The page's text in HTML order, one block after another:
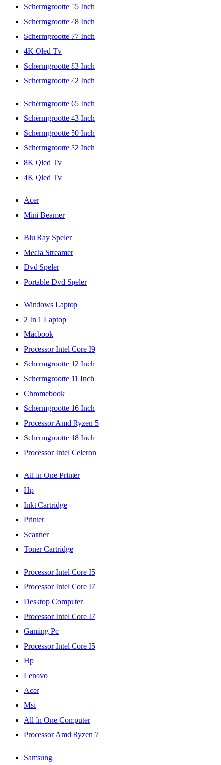
Schermgrootte 55 Inch
Schermgrootte 48 Inch
Schermgrootte 77 Inch
4K Oled Tv
Schermgrootte 83 Inch
Schermgrootte 42 Inch
Schermgrootte 65 Inch
Schermgrootte 43 Inch
Schermgrootte 50 Inch
Schermgrootte 32 Inch
8K Qled Tv
4K Qled Tv
Acer
Mini Beamer
Blu Ray Speler
Media Streamer
Dvd Speler
Portable Dvd Speler
Windows Laptop
2 In 1 Laptop
Macbook
Processor Intel Core I9
Schermgrootte 12 Inch
Schermgrootte 11 Inch
Chromebook
Schermgrootte 16 Inch
Processor Amd Ryzen 5
Schermgrootte 18 Inch
Processor Intel Celeron
All In One Printer
Hp
Inkt Cartridge
Printer
Scanner
Toner Cartridge
Processor Intel Core I5
Processor Intel Core I7
Desktop Computer
Processor Intel Core I7
Gaming Pc
Processor Intel Core I5
Hp
Lenovo
Acer
Msi
All In One Computer
Processor Amd Ryzen 7
Samsung